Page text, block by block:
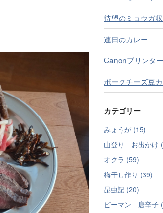
待望のミョウガ
連日のカレー
Canonプリンタ
ポークチーズ豆
カテゴリー
みょうが (15)
山登り お出かけ
オクラ (59)
梅干し作り (39)
昆虫記 (20)
ピーマン 唐辛子